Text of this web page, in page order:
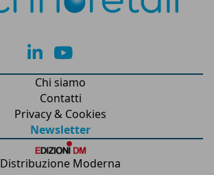
lk yt
Chi siamo
Contatti
Privacy & Cookies
Newsletter
Distribuzione Moderna